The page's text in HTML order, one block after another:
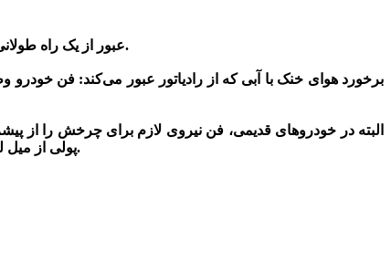
1- عبور از یک راه طولانی با سطح مقطع کم : در صورتی که هرچه سطح مقطع کانالی که آب از آن عبور می‌کند کم‌تر باشد، آب زودتر گرمای خود را از دست می‌دهد.
البته در خودروهای قدیمی، فن نیروی لازم برای چرخش را از
پولی از میل لنگ تامین میشده است. یک ایراد در این سیستم مکانیکی بودن و استهلاک بالای آن و دیگر صدای زیاد پیشرانه به خاطر کارکرد پی در پی آن است.